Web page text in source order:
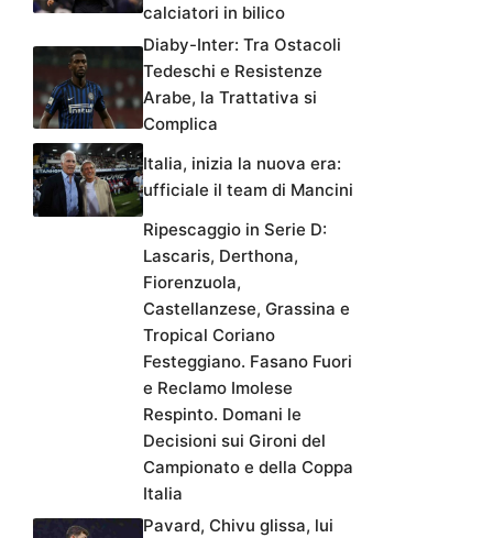
calciatori in bilico
Diaby-Inter: Tra Ostacoli
Tedeschi e Resistenze
Arabe, la Trattativa si
Complica
Italia, inizia la nuova era:
ufficiale il team di Mancini
Ripescaggio in Serie D:
Lascaris, Derthona,
Fiorenzuola,
Castellanzese, Grassina e
Tropical Coriano
Festeggiano. Fasano Fuori
e Reclamo Imolese
Respinto. Domani le
Decisioni sui Gironi del
Campionato e della Coppa
Italia
Pavard, Chivu glissa, lui